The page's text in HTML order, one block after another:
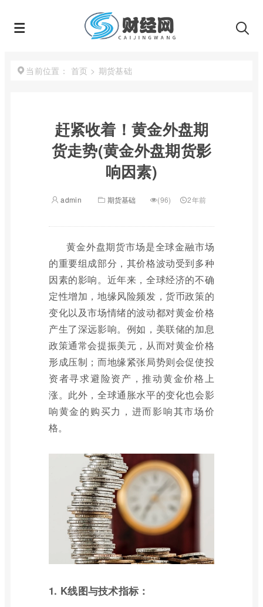
当前位置： 首页 > 期货基础
赶紧收着！黄金外盘期
货走势(黄金外盘期货影
响因素)
admin 期货基础 (96) 2年前
黄金外盘期货市场是全球金融市场
的重要组成部分，其价格波动受到多种
因素的影响。近年来，全球经济的不确
定性增加，地缘风险频发，货币政策的
变化以及市场情绪的波动都对黄金价格
产生了深远影响。例如，美联储的加息
政策通常会提振美元，从而对黄金价格
形成压制；而地缘紧张局势则会促使投
资者寻求避险资产，推动黄金价格上
涨。此外，全球通胀水平的变化也会影
响黄金的购买力，进而影响其市场价
格。
1. K线图与技术指标：